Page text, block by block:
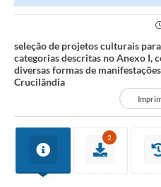
seleção de projetos culturais
categorias descritas no Anexo I,
diversas formas de
Crucilândia
2